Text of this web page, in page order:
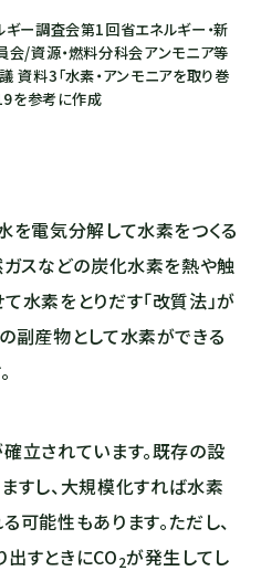
ー調査会第1回省エネルギー・新
/資源・燃料分科会アンモニア等
料3「水素・アンモニアを取り巻
を参考に作成
を電気分解して水素をつくる
ガスなどの炭化水素を熱や触
水素をとりだす「改質法」が
副産物として水素ができる
立されています。既存の設
すし、大規模化すれば水素
可能性もあります。ただし、
すときにCO2が発生してし